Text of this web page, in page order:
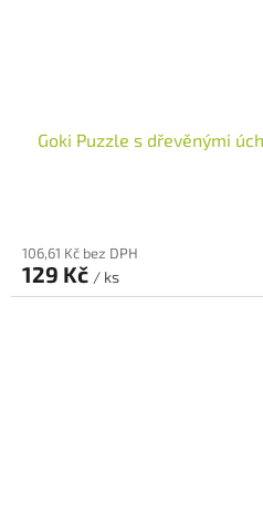
Goki Puzzle s dřevěnými
106,61 Kč bez DPH
129 Kč / ks